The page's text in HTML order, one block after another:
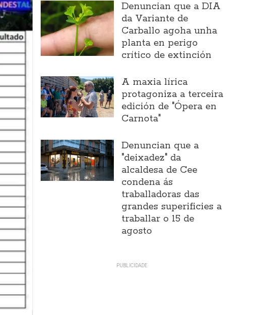
Denuncian que a DIA
da Variante de
Carballo agoha unha
planta en perigo
crítico de extinción
A maxia lírica
protagoniza a terceira
edición de "Ópera en
Carnota"
Denuncian que a
"deixadez" da
alcaldesa de Cee
condena ás
traballadoras das
grandes superificies a
traballar o 15 de
agosto